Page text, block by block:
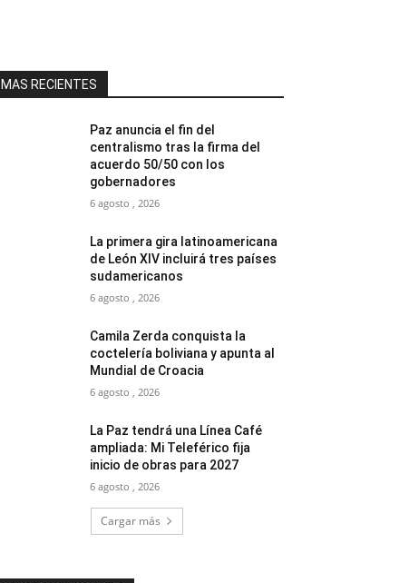
MAS RECIENTES
Paz anuncia el fin del
centralismo tras la firma del
acuerdo 50/50 con los
gobernadores
6 agosto , 2026
La primera gira latinoamericana
de León XIV incluirá tres países
sudamericanos
6 agosto , 2026
Camila Zerda conquista la
coctelería boliviana y apunta al
Mundial de Croacia
6 agosto , 2026
La Paz tendrá una Línea Café
ampliada: Mi Teleférico fija
inicio de obras para 2027
6 agosto , 2026
Cargar más